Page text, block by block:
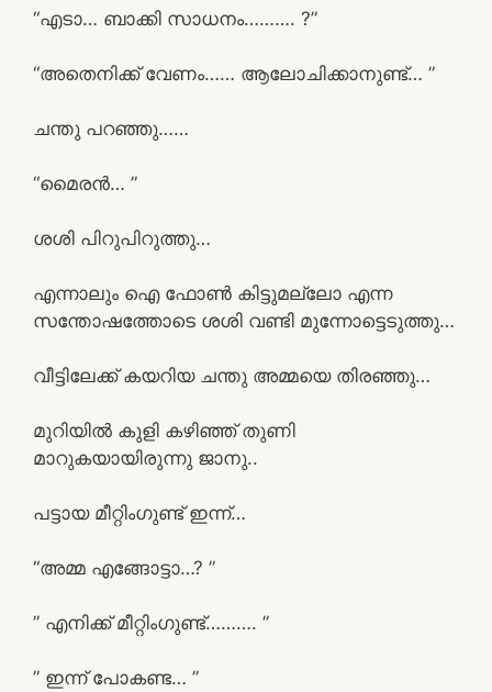
“എടാ… ബാക്കി സാധനം………. ?”
“അതെനിക്ക് വേണം…… ആലോചിക്കാനുണ്ട്… ”
ചന്തു പറഞ്ഞു……
“മൈരൻ… ”
ശശി പിറുപിറുത്തു…
എന്നാലും ഐ ഫോൺ കിട്ടുമല്ലോ എന്ന
സന്തോഷത്തോടെ ശശി വണ്ടി മുന്നോട്ടെടുത്തു…
വീട്ടിലേക്ക് കയറിയ ചന്തു അമ്മയെ തിരഞ്ഞു…
മുറിയിൽ കുളി കഴിഞ്ഞ് തുണി
മാറുകയായിരുന്നു ജാനു..
പട്ടായ മീറ്റിംഗുണ്ട് ഇന്ന്…
“അമ്മ എങ്ങോട്ടാ…? ”
” എനിക്ക് മീറ്റിംഗുണ്ട്………. ”
” ഇന്ന് പോകണ്ട… ”